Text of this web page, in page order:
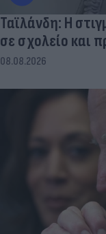
Ταϊλάνδη: Η
σε σχολείο και
08.08.2026